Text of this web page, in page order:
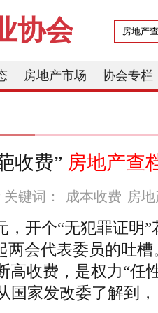
协会
房地产市场 协会专栏
收费” 房地产查
键词： 成本收费 房
，开个“无犯罪证
两会代表委员的吐
高收费，是权力“任
国家发改委了解到